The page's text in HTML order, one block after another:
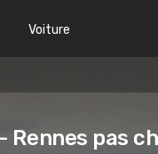
Voiture
Rennes pas